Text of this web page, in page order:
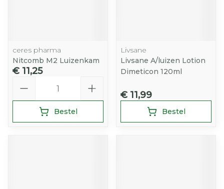
ceres pharma
Nitcomb M2 Luizenkam
€ 11,25
Bestel
Livsane
Livsane A/luizen Lotion
Dimeticon 120ml
€ 11,99
Bestel